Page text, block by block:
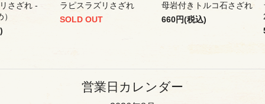
さざれ -
ラピスラズリさざれ
SOLD OUT
母岩付きトルコ石さざれ
660円(税込)
営業日カレンダー